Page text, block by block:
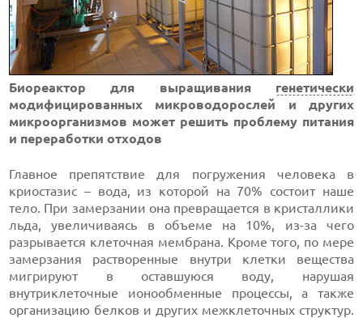
Биореактор для выращивания генетически
модифицированных микроводорослей и других
микроорганизмов может решить проблему питания
и переработки отходов
Главное препятствие для погружения человека в
криостазис – вода, из которой на 70% состоит наше
тело. При замерзании она превращается в кристаллики
льда, увеличиваясь в объеме на 10%, из-за чего
разрывается клеточная мембрана. Кроме того, по мере
замерзания растворенные внутри клетки вещества
мигрируют в оставшуюся воду, нарушая
внутриклеточные ионообменные процессы, а также
организацию белков и других межклеточных структур.